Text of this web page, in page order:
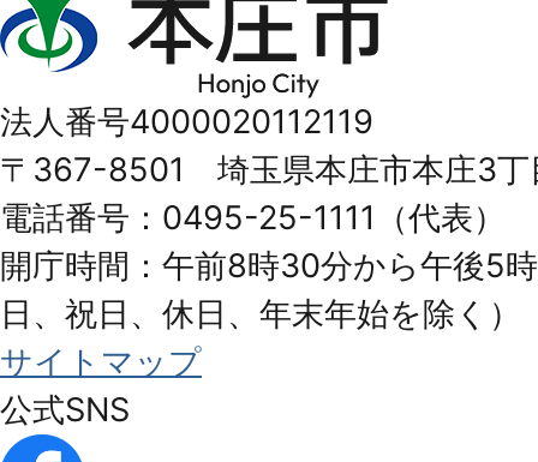
庄
Honjo
City
法人番号4000020112119
〒367-8501 埼玉県本庄市本庄3丁
電話番号：0495-25-1111（代表）
開庁時間：午前8時30分から午後5
日、祝日、休日、年末年始を除く）
サイトマップ
公式SNS